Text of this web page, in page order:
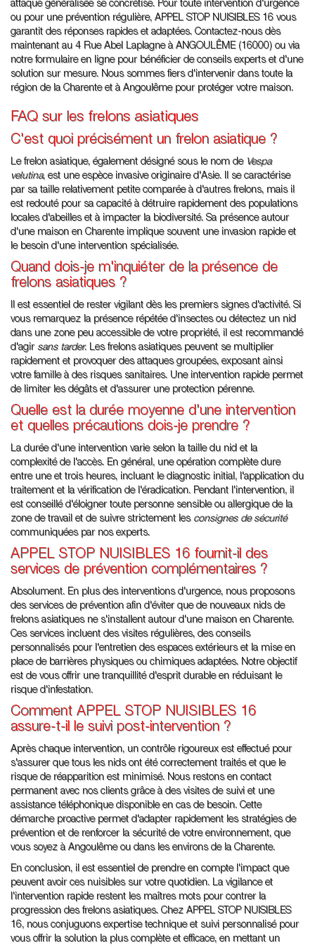
attaque généralisée se concrétise. Pour toute intervention d'urgence
ou pour une prévention régulière, APPEL STOP NUISIBLES 16 vous
garantit des réponses rapides et adaptées. Contactez-nous dès
maintenant au 4 Rue Abel Laplagne à ANGOULÊME (16000) ou via
notre formulaire en ligne pour bénéficier de conseils experts et d'une
solution sur mesure. Nous sommes fiers d'intervenir dans toute la
région de la Charente et à Angoulême pour protéger votre maison.
FAQ sur les frelons asiatiques
C'est quoi précisément un frelon asiatique ?
Le frelon asiatique, également désigné sous le nom de Vespa
velutina, est une espèce invasive originaire d'Asie. Il se caractérise
par sa taille relativement petite comparée à d'autres frelons, mais il
est redouté pour sa capacité à détruire rapidement des populations
locales d'abeilles et à impacter la biodiversité. Sa présence autour
d'une maison en Charente implique souvent une invasion rapide et
le besoin d'une intervention spécialisée.
Quand dois-je m'inquiéter de la présence de
frelons asiatiques ?
Il est essentiel de rester vigilant dès les premiers signes d'activité. Si
vous remarquez la présence répétée d'insectes ou détectez un nid
dans une zone peu accessible de votre propriété, il est recommandé
d'agir sans tarder. Les frelons asiatiques peuvent se multiplier
rapidement et provoquer des attaques groupées, exposant ainsi
votre famille à des risques sanitaires. Une intervention rapide permet
de limiter les dégâts et d'assurer une protection pérenne.
Quelle est la durée moyenne d'une intervention
et quelles précautions dois-je prendre ?
La durée d'une intervention varie selon la taille du nid et la
complexité de l'accès. En général, une opération complète dure
entre une et trois heures, incluant le diagnostic initial, l'application du
traitement et la vérification de l'éradication. Pendant l'intervention, il
est conseillé d'éloigner toute personne sensible ou allergique de la
zone de travail et de suivre strictement les consignes de sécurité
communiquées par nos experts.
APPEL STOP NUISIBLES 16 fournit-il des
services de prévention complémentaires ?
Absolument. En plus des interventions d'urgence, nous proposons
des services de prévention afin d'éviter que de nouveaux nids de
frelons asiatiques ne s'installent autour d'une maison en Charente.
Ces services incluent des visites régulières, des conseils
personnalisés pour l'entretien des espaces extérieurs et la mise en
place de barrières physiques ou chimiques adaptées. Notre objectif
est de vous offrir une tranquillité d'esprit durable en réduisant le
risque d'infestation.
Comment APPEL STOP NUISIBLES 16
assure-t-il le suivi post-intervention ?
Après chaque intervention, un contrôle rigoureux est effectué pour
s'assurer que tous les nids ont été correctement traités et que le
risque de réapparition est minimisé. Nous restons en contact
permanent avec nos clients grâce à des visites de suivi et une
assistance téléphonique disponible en cas de besoin. Cette
démarche proactive permet d'adapter rapidement les stratégies de
prévention et de renforcer la sécurité de votre environnement, que
vous soyez à Angoulême ou dans les environs de la Charente.
En conclusion, il est essentiel de prendre en compte l'impact que
peuvent avoir ces nuisibles sur votre quotidien. La vigilance et
l'intervention rapide restent les maîtres mots pour contrer la
progression des frelons asiatiques. Chez APPEL STOP NUISIBLES
16, nous conjuguons expertise technique et suivi personnalisé pour
vous offrir la solution la plus complète et efficace, en mettant un